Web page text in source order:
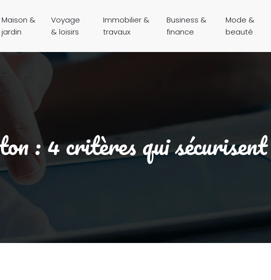
Maison &
jardin
Voyage
& loisirs
Immobilier &
travaux
Business &
finance
Mode &
beauté
: 4 critères qui